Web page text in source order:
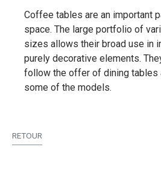
Coffee tables are an important
space. The large portfolio of
sizes allows their broad use in
purely decorative elements.
follow the offer of dining tables
some of the models.
RETOUR